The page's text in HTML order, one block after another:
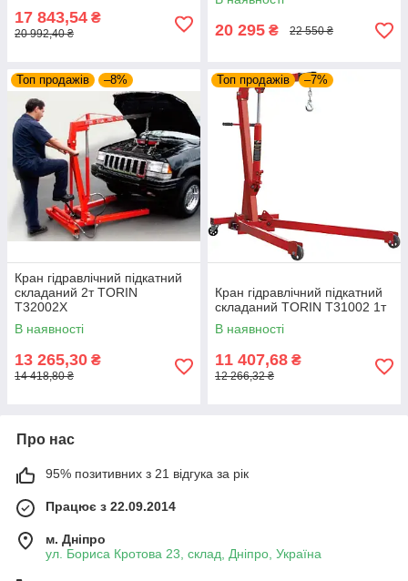
17 843,54 ₴
20 992,40 ₴ 20 295 ₴ 22 550 ₴
Топ продажів –8%
Кран гідравлічний підкатний
складаний 2т TORIN
T32002X
В наявності
13 265,30 ₴
14 418,80 ₴
Топ продажів –7%
Кран гідравлічний підкатний
складаний TORIN T31002 1т
В наявності
11 407,68 ₴
12 266,32 ₴
Про нас
95% позитивних з 21 відгука за рік
Працює з 22.09.2014
м. Дніпро
ул. Бориса Кротова 23, склад, Дніпро, Україна